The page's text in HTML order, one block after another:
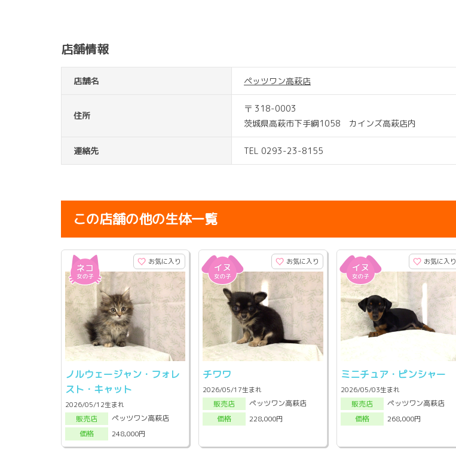
店舗情報
店舗名 ペッツワン高萩店
住所
〒 318-0003
茨城県高萩市下手綱1058 カインズ高萩店内
連絡先 TEL 0293-23-8155
この店舗の他の生体一覧
お気に入り
ノルウェージャン・フォレ
スト・キャット
2026/05/12生まれ
販売店
ペッツワン高萩店
価格
248,000円
お気に入り
チワワ
2026/05/17生まれ
販売店
ペッツワン高萩店
価格
228,000円
お気に入り
ミニチュア・ピンシャー
2026/05/03生まれ
販売店
ペッツワン高萩店
価格
268,000円